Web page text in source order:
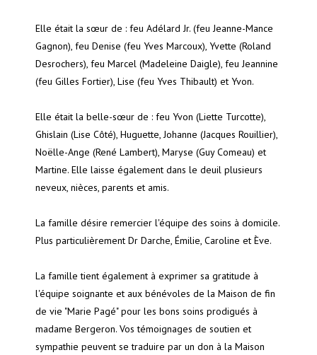
Elle était la sœur de : feu Adélard Jr. (feu Jeanne-Mance
Gagnon), feu Denise (feu Yves Marcoux), Yvette (Roland
Desrochers), feu Marcel (Madeleine Daigle), feu Jeannine
(feu Gilles Fortier), Lise (feu Yves Thibault) et Yvon.
Elle était la belle-sœur de : feu Yvon (Liette Turcotte),
Ghislain (Lise Côté), Huguette, Johanne (Jacques Rouillier),
Noëlle-Ange (René Lambert), Maryse (Guy Comeau) et
Martine. Elle laisse également dans le deuil plusieurs
neveux, nièces, parents et amis.
La famille désire remercier l'équipe des soins à domicile.
Plus particulièrement Dr Darche, Émilie, Caroline et Ève.
La famille tient également à exprimer sa gratitude à
l'équipe soignante et aux bénévoles de la Maison de fin
de vie "Marie Pagé" pour les bons soins prodigués à
madame Bergeron. Vos témoignages de soutien et
sympathie peuvent se traduire par un don à la Maison